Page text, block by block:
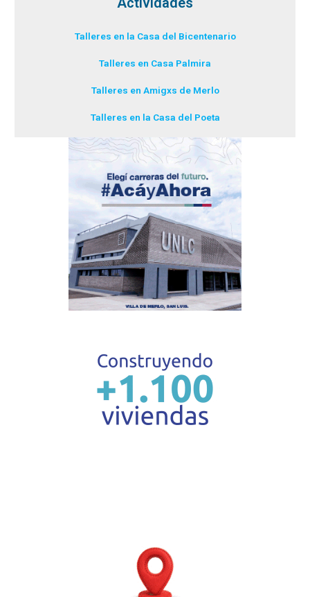
Talleres en la Casa del Bicentenario
Talleres en Casa Palmira
Talleres en Amigxs de Merlo
Talleres en la Casa del Poeta